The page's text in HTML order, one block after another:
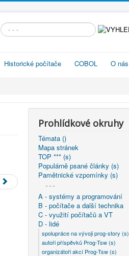
Vyhledávání...
Historické počítače COBOL O nás
Prohlídkové okruhy
Témata ()
Mapa stránek
TOP *** (s)
Populárně psané články (s)
Pamětnické vzpomínky (s)
- - -
A - systémy a programování
B - počítače a další technika
C - využití počítačů a VT
D - lidé
spolupráce na vývoji prog-story (s)
autoři příspěvků Prog-Tsw (s)
organizátoři akcí Prog-Tsw (s)